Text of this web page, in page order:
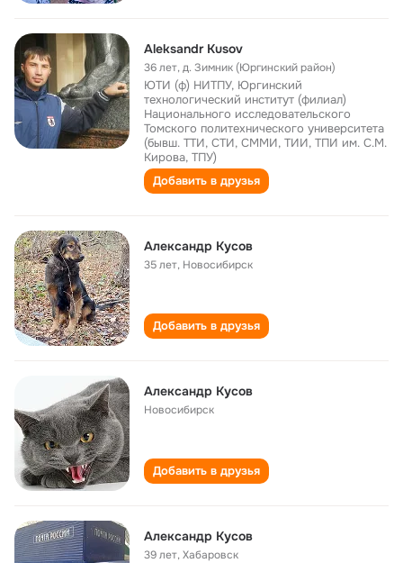
Aleksandr Kusov
36 лет,д. Зимник (Юргинский район)
ЮТИ (ф) НИТПУ, Юргинский
технологический институт (филиал)
Национального исследовательского
Томского политехнического университета
(бывш. ТТИ, СТИ, СММИ, ТИИ, ТПИ им. С.М.
Кирова, ТПУ)
Добавить в друзья
Александр Кусов
35 лет, Новосибирск
Добавить в друзья
Александр Кусов
Новосибирск
Добавить в друзья
Александр Кусов
39 лет,Хабаровск